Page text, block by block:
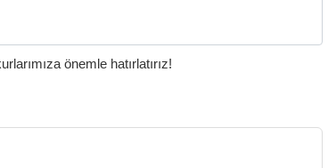
önemle hatırlatırız!